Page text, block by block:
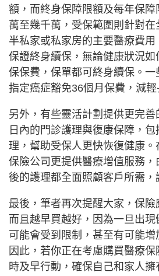
額，而終身保障限額及每年保障
萬至幾千萬，受保範圍則針對在
半私家或私家房的主要醫療費
保證終身續保，無論健康狀況
保保費，保單都可終身續保。
指定癌症豁免36個月保費，減輕
另外，有些靈活計劃提供更完
日內的門診護理與復康保障，
理，幫助受保人更快恢復健康
保險公司更提供醫療增值服務
後的護理都全面照顧客戶所需，
最後，筆者再次提醒大家，保險
而且越早買越好，因為一旦出
可能會受到限制，甚至有可能增
因此，若你正在考慮購買醫療
時及早行動，確保自己和家人擁